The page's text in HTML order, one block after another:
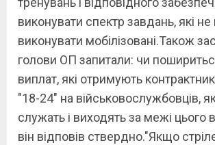
виконувати спектр завдань, які
виконувати мобілізовані.Також
голови ОП запитали: чи
виплат, які отримують
"18-24" на військовослужбовців,
служать і виходять за межі цього
він відповів ствердно."Якщо